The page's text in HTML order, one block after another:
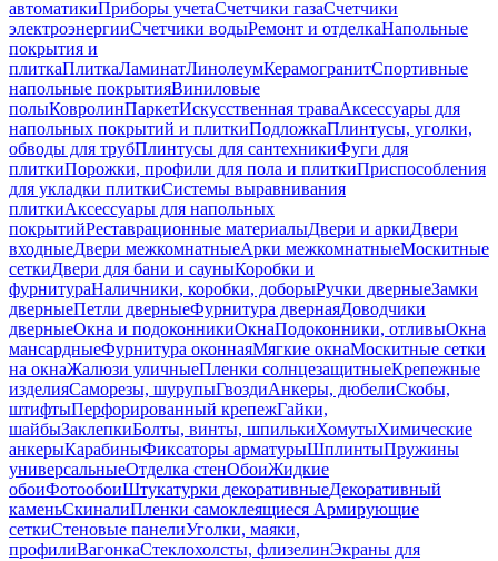
автоматикиПриборы учетаСчетчики газаСчетчики
электроэнергииСчетчики водыРемонт и отделкаНапольные
покрытия и
плиткаПлиткаЛаминатЛинолеумКерамогранитСпортивные
напольные покрытияВиниловые
полыКовролинПаркетИскусственная траваАксессуары для
напольных покрытий и плиткиПодложкаПлинтусы, уголки,
обводы для трубПлинтусы для сантехникиФуги для
плиткиПорожки, профили для пола и плиткиПриспособления
для укладки плиткиСистемы выравнивания
плиткиАксессуары для напольных
покрытийРеставрационные материалыДвери и аркиДвери
входныеДвери межкомнатныеАрки межкомнатныеМоскитные
сеткиДвери для бани и сауныКоробки и
фурнитураНаличники, коробки, доборыРучки дверныеЗамки
дверныеПетли дверныеФурнитура двернаяДоводчики
дверныеОкна и подоконникиОкнаПодоконники, отливыОкна
мансардныеФурнитура оконнаяМягкие окнаМоскитные сетки
на окнаЖалюзи уличныеПленки солнцезащитныеКрепежные
изделияСаморезы, шурупыГвоздиАнкеры, дюбелиСкобы,
штифтыПерфорированный крепежГайки,
шайбыЗаклепкиБолты, винты, шпилькиХомутыХимические
анкерыКарабиныФиксаторы арматурыШплинтыПружины
универсальныеОтделка стенОбоиЖидкие
обоиФотообоиШтукатурки декоративныеДекоративный
каменьСкиналиПленки самоклеящиеся Армирующие
сеткиСтеновые панелиУголки, маяки,
профилиВагонкаСтеклохолсты, флизелинЭкраны для